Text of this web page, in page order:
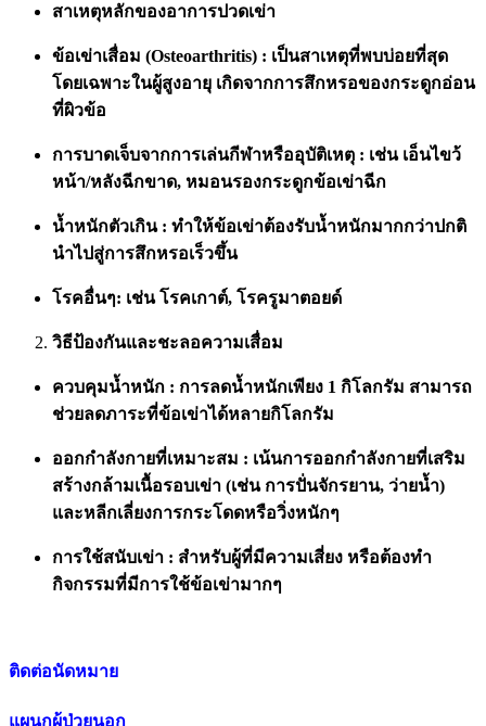
สาเหตุหลักของอาการปวดเข่า
ข้อเข่าเสื่อม (Osteoarthritis) : เป็นสาเหตุที่พบบ่อยที่สุด
โดยเฉพาะในผู้สูงอายุ เกิดจากการสึกหรอของกระดูกอ่อน
ที่ผิวข้อ
การบาดเจ็บจากการเล่นกีฬาหรืออุบัติเหตุ : เช่น เอ็นไขว้
หน้า/หลังฉีกขาด, หมอนรองกระดูกข้อเข่าฉีก
น้ำหนักตัวเกิน : ทำให้ข้อเข่าต้องรับน้ำหนักมากกว่าปกติ
นำไปสู่การสึกหรอเร็วขึ้น
โรคอื่นๆ: เช่น โรคเกาต์, โรครูมาตอยด์
วิธีป้องกันและชะลอความเสื่อม
ควบคุมน้ำหนัก : การลดน้ำหนักเพียง 1 กิโลกรัม สามารถ
ช่วยลดภาระที่ข้อเข่าได้หลายกิโลกรัม
ออกกำลังกายที่เหมาะสม : เน้นการออกกำลังกายที่เสริม
สร้างกล้ามเนื้อรอบเข่า (เช่น การปั่นจักรยาน, ว่ายน้ำ)
และหลีกเลี่ยงการกระโดดหรือวิ่งหนักๆ
การใช้สนับเข่า : สำหรับผู้ที่มีความเสี่ยง หรือต้องทำ
กิจกรรมที่มีการใช้ข้อเข่ามากๆ
ติดต่อนัดหมาย
แผนกผู้ป่วยนอก